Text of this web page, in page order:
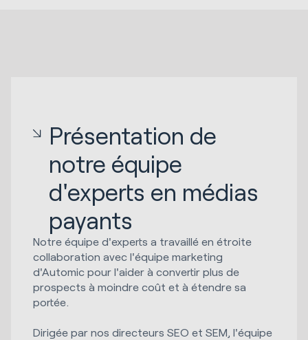
Présentation de
notre équipe
d'experts en médias
payants
Notre équipe d'experts a travaillé en étroite
collaboration avec l'équipe marketing
d'Automic pour l'aider à convertir plus de
prospects à moindre coût et à étendre sa
portée.
Dirigée par nos directeurs SEO et SEM, l'équipe